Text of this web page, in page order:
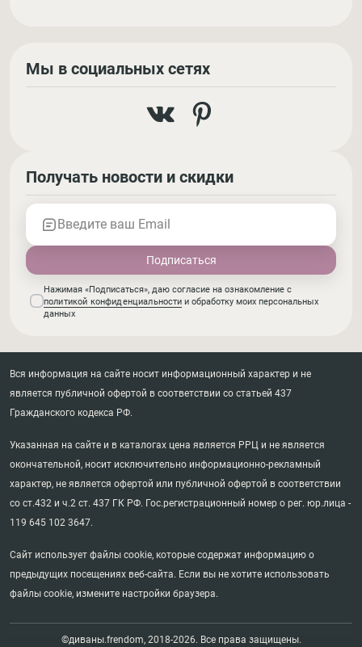
Мы в социальных сетях
Получать новости и скидки
Введите ваш Email
Нажимая «Подписаться», даю согласие на ознакомление с
политикой конфиденциальности и обработку моих персональных
данных
Вся информация на сайте носит информационный характер и не
является публичной офертой в соответствии со статьей 437
Гражданского кодекса РФ.
Указанная на сайте и в каталогах цена является РРЦ и не является
окончательной, носит исключительно информационно-рекламный
характер, не является офертой или публичной офертой в соответствии
со ст.432 и ч.2 ст. 437 ГК РФ. Гос.регистрационный номер о рег. юр.лица -
119 645 102 3647.
Сайт использует файлы cookie, которые содержат информацию о
предыдущих посещениях веб-сайта. Если вы не хотите использовать
файлы cookie, измените настройки браузера.
©диваны.frendom, 2018-2026. Все права защищены.